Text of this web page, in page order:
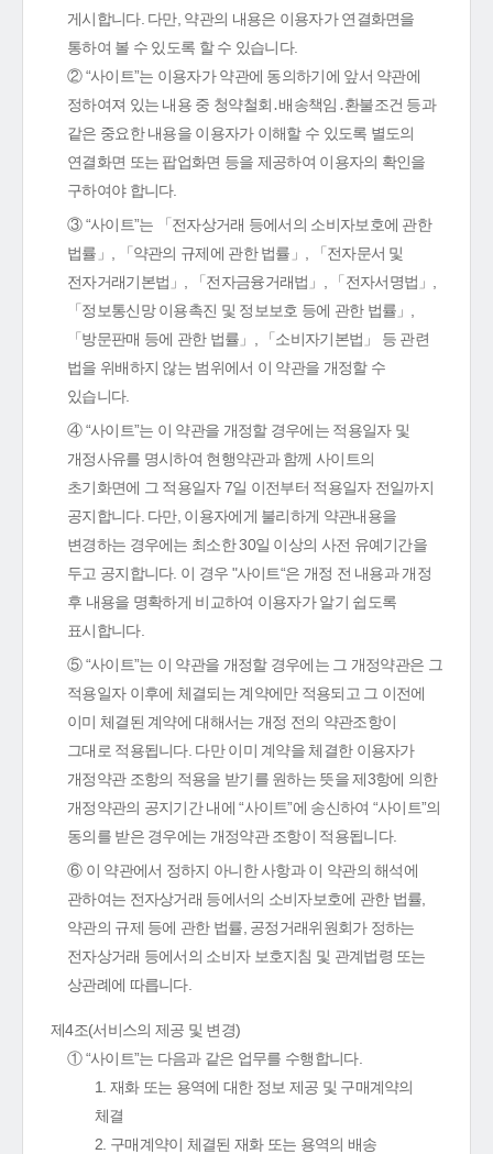
게시합니다. 다만, 약관의 내용은 이용자가 연결화면을
통하여 볼 수 있도록 할 수 있습니다.
② “사이트”는 이용자가 약관에 동의하기에 앞서 약관에
정하여져 있는 내용 중 청약철회․배송책임․환불조건 등과
같은 중요한 내용을 이용자가 이해할 수 있도록 별도의
연결화면 또는 팝업화면 등을 제공하여 이용자의 확인을
구하여야 합니다.
③ “사이트”는 「전자상거래 등에서의 소비자보호에 관한
법률」, 「약관의 규제에 관한 법률」, 「전자문서 및
전자거래기본법」, 「전자금융거래법」, 「전자서명법」,
「정보통신망 이용촉진 및 정보보호 등에 관한 법률」,
「방문판매 등에 관한 법률」, 「소비자기본법」 등 관련
법을 위배하지 않는 범위에서 이 약관을 개정할 수
있습니다.
④ “사이트”는 이 약관을 개정할 경우에는 적용일자 및
개정사유를 명시하여 현행약관과 함께 사이트의
초기화면에 그 적용일자 7일 이전부터 적용일자 전일까지
공지합니다. 다만, 이용자에게 불리하게 약관내용을
변경하는 경우에는 최소한 30일 이상의 사전 유예기간을
두고 공지합니다. 이 경우 "사이트“은 개정 전 내용과 개정
후 내용을 명확하게 비교하여 이용자가 알기 쉽도록
표시합니다.
⑤ “사이트”는 이 약관을 개정할 경우에는 그 개정약관은 그
적용일자 이후에 체결되는 계약에만 적용되고 그 이전에
이미 체결된 계약에 대해서는 개정 전의 약관조항이
그대로 적용됩니다. 다만 이미 계약을 체결한 이용자가
개정약관 조항의 적용을 받기를 원하는 뜻을 제3항에 의한
개정약관의 공지기간 내에 “사이트”에 송신하여 “사이트”의
동의를 받은 경우에는 개정약관 조항이 적용됩니다.
⑥ 이 약관에서 정하지 아니한 사항과 이 약관의 해석에
관하여는 전자상거래 등에서의 소비자보호에 관한 법률,
약관의 규제 등에 관한 법률, 공정거래위원회가 정하는
전자상거래 등에서의 소비자 보호지침 및 관계법령 또는
상관례에 따릅니다.
제4조(서비스의 제공 및 변경)
① “사이트”는 다음과 같은 업무를 수행합니다.
1. 재화 또는 용역에 대한 정보 제공 및 구매계약의
체결
2. 구매계약이 체결된 재화 또는 용역의 배송